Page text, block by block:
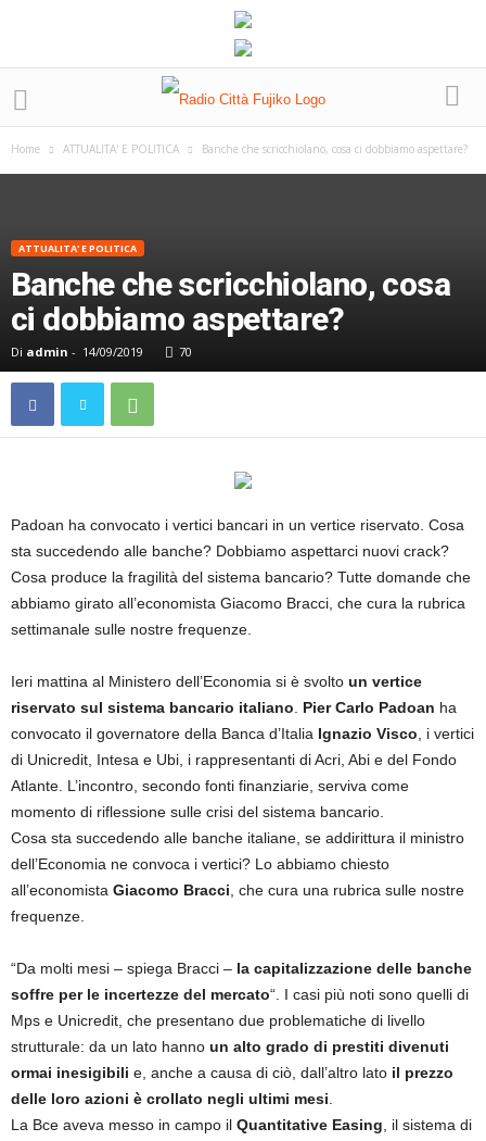
Home ATTUALITA' E POLITICA Banche che scricchiolano, cosa ci dobbiamo aspettare?
ATTUALITA' E POLITICA
Banche che scricchiolano, cosa
ci dobbiamo aspettare?
Di admin - 14/09/2019 70
Padoan ha convocato i vertici bancari in un vertice riservato. Cosa
sta succedendo alle banche? Dobbiamo aspettarci nuovi crack?
Cosa produce la fragilità del sistema bancario? Tutte domande che
abbiamo girato all’economista Giacomo Bracci, che cura la rubrica
settimanale sulle nostre frequenze.
Ieri mattina al Ministero dell’Economia si è svolto un vertice
riservato sul sistema bancario italiano
Pier Carlo Padoan ha
convocato il governatore della Banca d’Italia Ignazio Visco , i vertici
di Unicredit, Intesa e Ubi, i rappresentanti di Acri, Abi e del Fondo
Atlante. L’incontro, secondo fonti finanziarie, serviva come
momento di riflessione sulle crisi del sistema bancario.
Cosa sta succedendo alle banche italiane, se addirittura il ministro
dell’Economia ne convoca i vertici? Lo abbiamo chiesto
all’economista Giacomo Bracci , che cura una rubrica sulle nostre
frequenze.
“Da molti mesi – spiega Bracci – la capitalizzazione delle banche
soffre per le incertezze del mercato“. I casi più noti sono quelli di
Mps e Unicredit, che presentano due problematiche di livello
strutturale: da un lato hanno un alto grado di prestiti divenuti
ormai inesigibili e, anche a causa di ciò, dall’altro lato il prezzo
delle loro azioni è crollato negli ultimi mesi
La Bce aveva messo in campo il Quantitative Easing , il sistema di